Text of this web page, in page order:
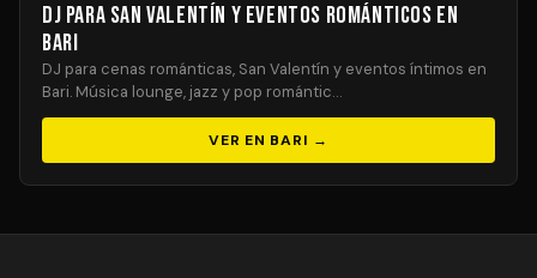
DJ para San Valentín y Eventos Románticos en
Bari
DJ para cenas románticas, San Valentín y eventos íntimos en
Bari. Música lounge, jazz y pop romántic…
VER EN BARI →